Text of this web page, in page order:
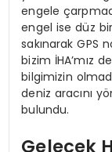
engele
engel ise düz
sakınarak GPS
bizim İHA’mız
bilgimizin
deniz aracını
bulundu.
Gelecek